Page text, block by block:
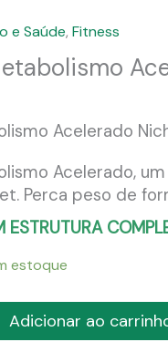
e Saúde, Fitness
Acelerado
Acelerado,
Perca peso de
ESTRUTURA
estoque
Adicionar ao